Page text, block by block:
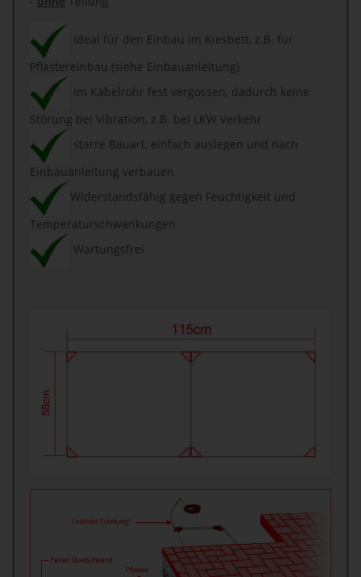
Ideal für den Einbau im Kiesbett, z.B. für
Pflastereinbau (siehe Einbauanleitung)
im Kabelrohr fest vergossen, dadurch keine
Störung bei Vibration, z.B. bei LKW Verkehr
starre Bauart, einfach auslegen und nach
Einbauanleitung verbauen
Widerstandsfähig gegen Feuchtigkeit und
Temperaturschwankungen
Wartungsfrei